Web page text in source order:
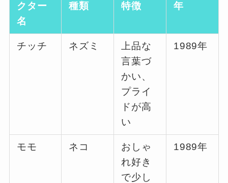
クター
名
種類
特徴
年
チッチ ネズミ
上品な
言葉づ
かい、
プライ
ドが高
い
1989年
モモ ネコ
おしゃ
れ好き
で少し
1989年